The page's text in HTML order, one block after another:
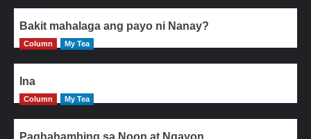
Bakit mahalaga ang payo ni Nanay?
Column My Tea
Ina
Column My Tea